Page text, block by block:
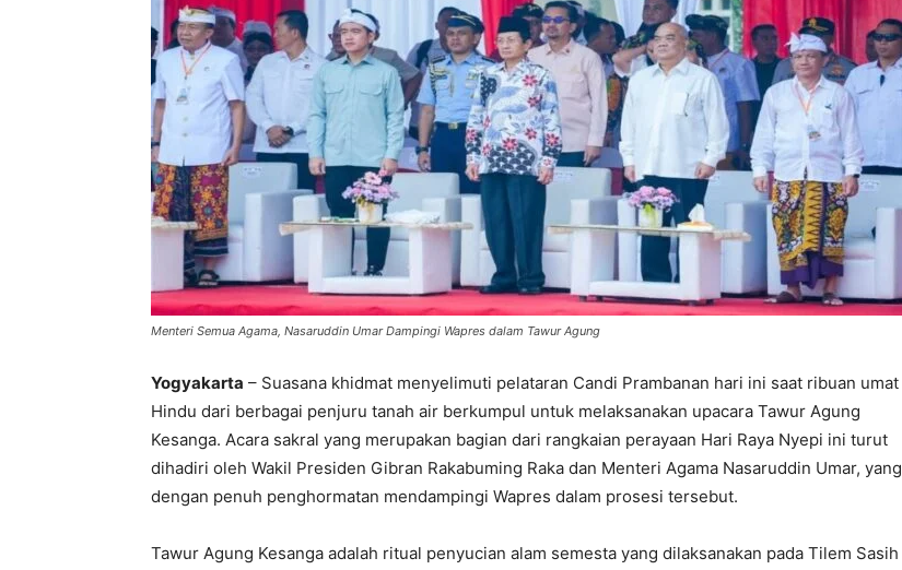
Menteri Semua Agama, Nasaruddin Umar Dampingi Wapres dalam Tawur Agung
Yogyakarta – Suasana khidmat menyelimuti pelataran Candi Prambanan hari ini saat ribuan umat
Hindu dari berbagai penjuru tanah air berkumpul untuk melaksanakan upacara Tawur Agung
Kesanga. Acara sakral yang merupakan bagian dari rangkaian perayaan Hari Raya Nyepi ini turut
dihadiri oleh Wakil Presiden Gibran Rakabuming Raka dan Menteri Agama Nasaruddin Umar, yang
dengan penuh penghormatan mendampingi Wapres dalam prosesi tersebut.
Tawur Agung Kesanga adalah ritual penyucian alam semesta yang dilaksanakan pada Tilem Sasih